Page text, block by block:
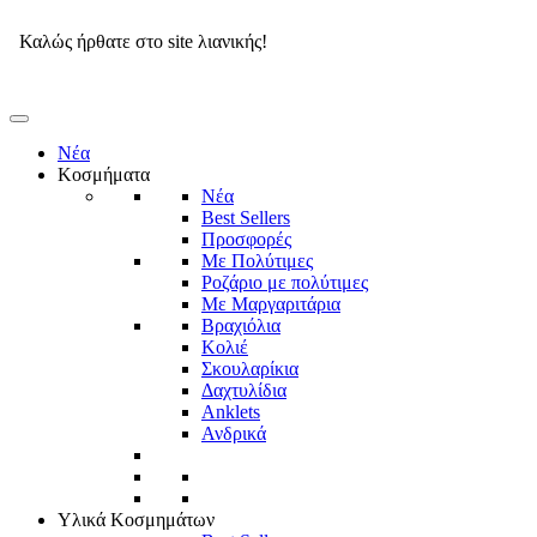
Καλώς ήρθατε στο site λιανικής!
Νέα
Κοσμήματα
Νέα
Best Sellers
Προσφορές
Με Πολύτιμες
Ροζάριο με πολύτιμες
Με Μαργαριτάρια
Βραχιόλια
Κολιέ
Σκουλαρίκια
Δαχτυλίδια
Anklets
Ανδρικά
Υλικά Κοσμημάτων